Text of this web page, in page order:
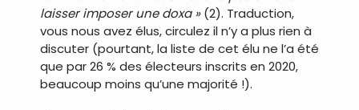
laisser imposer une doxa »(2). Traduction,
vous nous avez élus, circulez il n’y a plus rien à
discuter (pourtant, la liste de cet élu ne l’a été
que par 26 % des électeurs inscrits en 2020,
beaucoup moins qu’une majorité !).